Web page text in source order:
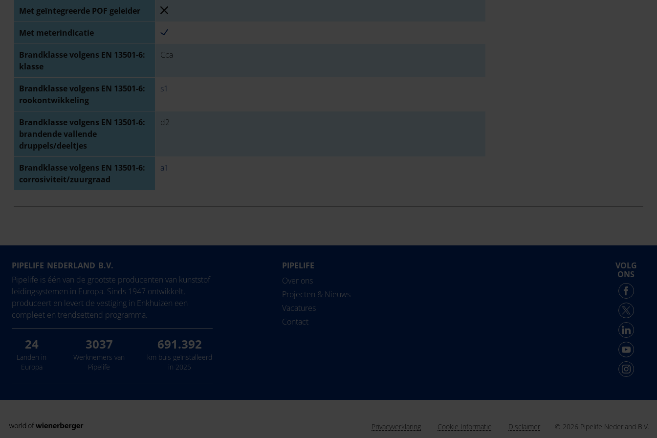
Met geïntegreerde POF geleider
Met meterindicatie
Brandklasse volgens EN 13501-6:
klasse
Cca
Brandklasse volgens EN 13501-6:
rookontwikkeling
s1
Brandklasse volgens EN 13501-6:
brandende vallende
druppels/deeltjes
d2
Brandklasse volgens EN 13501-6:
corrosiviteit/zuurgraad
a1
PIPELIFE NEDERLAND B.V.
Pipelife is één van de grootste producenten van kunststof
leidingsystemen in Europa. Sinds 1947 ontwikkelt,
produceert en levert de vestiging in Enkhuizen een
compleet en trendsettend programma.
24
Landen in
Europa
3037
Werknemers van
Pipelife
691.392
km buis geïnstalleerd
in 2025
PIPELIFE
Over ons
Projecten & Nieuws
Vacatures
Contact
VOLG
ONS
Privacyverklaring Cookie Informatie Disclaimer © 2026 Pipelife Nederland B.V.